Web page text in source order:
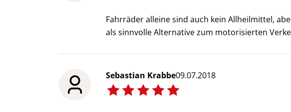
Fahrräder alleine sind auch kein Allheilmittel,
als sinnvolle Alternative zum motorisierten
Sebastian Krabbe09.07.2018